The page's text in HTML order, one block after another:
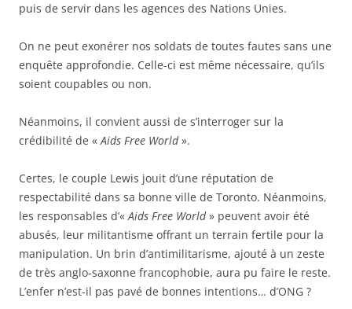
puis de servir dans les agences des Nations Unies.
On ne peut exonérer nos soldats de toutes fautes sans une
enquête approfondie. Celle-ci est même nécessaire, qu’ils
soient coupables ou non.
Néanmoins, il convient aussi de s’interroger sur la
crédibilité de «Aids Free World».
Certes, le couple Lewis jouit d’une réputation de
respectabilité dans sa bonne ville de Toronto. Néanmoins,
les responsables d’«Aids Free World» peuvent avoir été
abusés, leur militantisme offrant un terrain fertile pour la
manipulation. Un brin d’antimilitarisme, ajouté à un zeste
de très anglo-saxonne francophobie, aura pu faire le reste.
L’enfer n’est-il pas pavé de bonnes intentions… d’ONG ?